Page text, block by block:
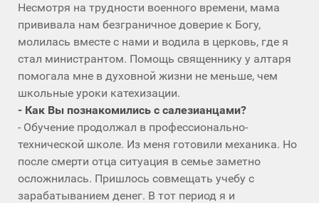
Несмотря на трудности военного времени, мама
прививала нам безграничное доверие к Богу,
молилась вместе с нами и водила в церковь, где я
стал министрантом. Помощь священнику у алтаря
помогала мне в духовной жизни не меньше, чем
школьные уроки катехизации.
- Как Вы познакомились с салезианцами?
- Обучение продолжал в профессионально-
технической школе. Из меня готовили механика. Но
после смерти отца ситуация в семье заметно
осложнилась. Пришлось совмещать учебу с
зарабатыванием денег. В тот период я и